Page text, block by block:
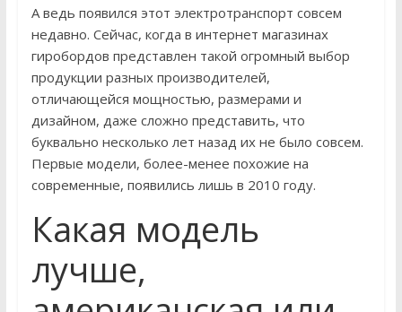
А ведь появился этот электротранспорт совсем
недавно. Сейчас, когда в интернет магазинах
гиробордов представлен такой огромный выбор
продукции разных производителей,
отличающейся мощностью, размерами и
дизайном, даже сложно представить, что
буквально несколько лет назад их не было совсем.
Первые модели, более-менее похожие на
современные, появились лишь в 2010 году.
Какая модель
лучше,